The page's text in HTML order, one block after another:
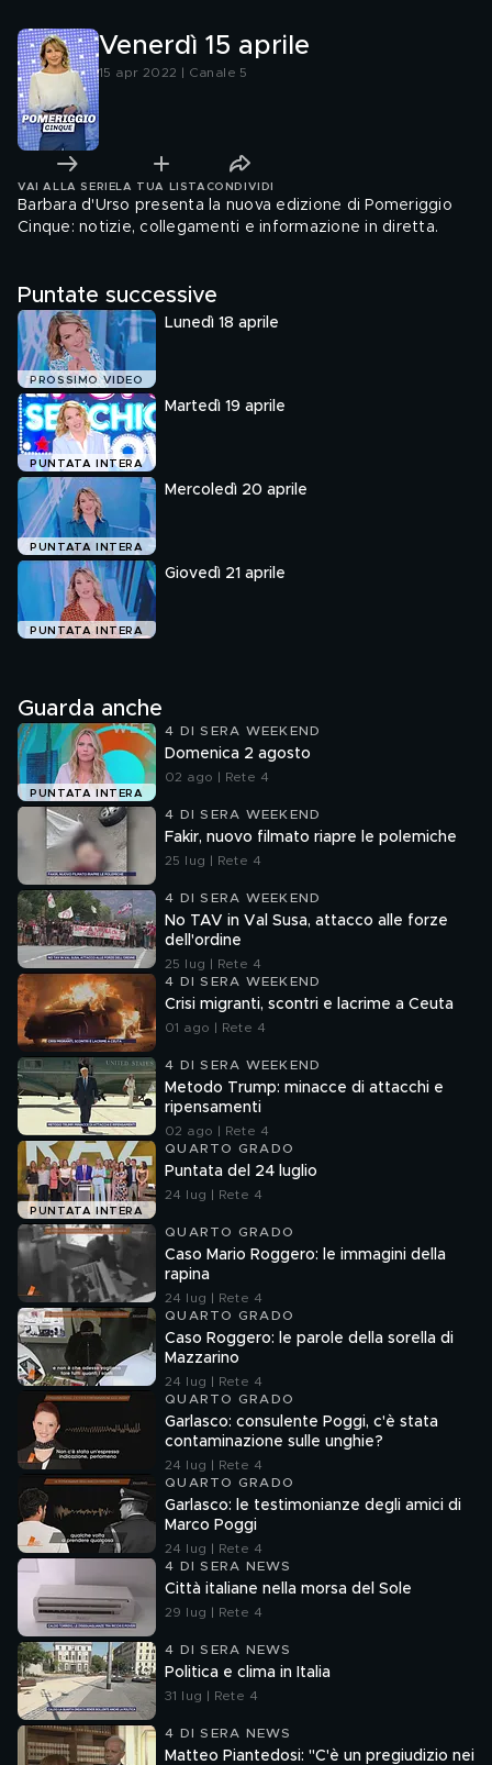
Venerdì 15 aprile
15 apr 2022 | Canale 5
VAI ALLA SERIE LA TUA LISTA CONDIVIDI
Barbara d'Urso presenta la nuova edizione di Pomeriggio
Cinque: notizie, collegamenti e informazione in diretta.
Puntate successive
PROSSIMO VIDEO
Lunedì 18 aprile
PUNTATA INTERA
Martedì 19 aprile
PUNTATA INTERA
Mercoledì 20 aprile
PUNTATA INTERA
Giovedì 21 aprile
Guarda anche
PUNTATA INTERA
4 DI SERA WEEKEND
Domenica 2 agosto
02 ago | Rete 4
4 DI SERA WEEKEND
Fakir, nuovo filmato riapre le polemiche
25 lug | Rete 4
4 DI SERA WEEKEND
No TAV in Val Susa, attacco alle forze
dell'ordine
25 lug | Rete 4
4 DI SERA WEEKEND
Crisi migranti, scontri e lacrime a Ceuta
01 ago | Rete 4
4 DI SERA WEEKEND
Metodo Trump: minacce di attacchi e
ripensamenti
02 ago | Rete 4
PUNTATA INTERA
QUARTO GRADO
Puntata del 24 luglio
24 lug | Rete 4
QUARTO GRADO
Caso Mario Roggero: le immagini della
rapina
24 lug | Rete 4
QUARTO GRADO
Caso Roggero: le parole della sorella di
Mazzarino
24 lug | Rete 4
QUARTO GRADO
Garlasco: consulente Poggi, c'è stata
contaminazione sulle unghie?
24 lug | Rete 4
QUARTO GRADO
Garlasco: le testimonianze degli amici di
Marco Poggi
24 lug | Rete 4
4 DI SERA NEWS
Città italiane nella morsa del Sole
29 lug | Rete 4
4 DI SERA NEWS
Politica e clima in Italia
31 lug | Rete 4
4 DI SERA NEWS
Matteo Piantedosi: "C'è un pregiudizio nei